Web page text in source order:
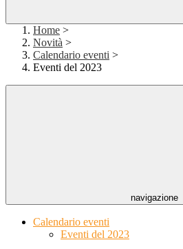
Home >
Novità >
Calendario eventi >
Eventi del 2023
navigazione
Calendario eventi
Eventi del 2023